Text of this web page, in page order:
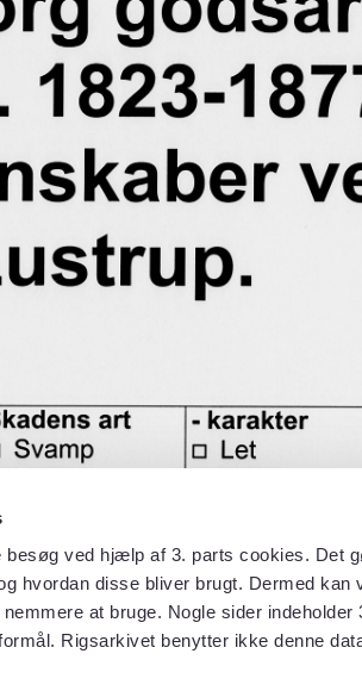
ved hjælp af 3. parts cookies. Det
hvordan disse bliver brugt. Dermed kan
at bruge. Nogle sider indeholder
Rigsarkivet benytter ikke denne